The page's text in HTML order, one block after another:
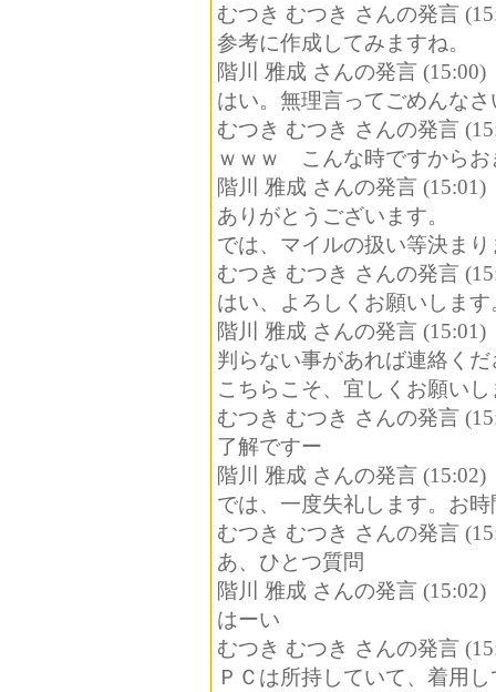
むつき むつき さんの発言
参考に作成してみますね。
階川 雅成 さんの発言 (15:00)
はい。無理言ってごめんなさ
むつき むつき さんの発言
ｗｗｗ こんな時ですからお
階川 雅成 さんの発言 (15:01)
ありがとうございます。
では、マイルの扱い等決ま
むつき むつき さんの発言
はい、よろしくお願いします
階川 雅成 さんの発言 (15:01)
判らない事があれば連絡くだ
こちらこそ、宜しくお願いし
むつき むつき さんの発言
了解ですー
階川 雅成 さんの発言 (15:02)
では、一度失礼します。お
むつき むつき さんの発言
あ、ひとつ質問
階川 雅成 さんの発言 (15:02)
はーい
むつき むつき さんの発言
ＰＣは所持していて、着用